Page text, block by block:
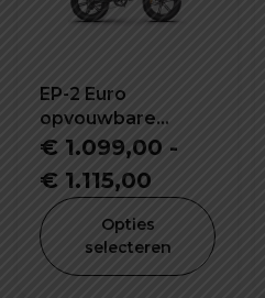
EP-2 Euro
opvouwbare
elektrische fiets
€ 1.099,00 -
€ 1.115,00
€ 1.099,00
tot
€ 1.115,00
Opties
selecteren